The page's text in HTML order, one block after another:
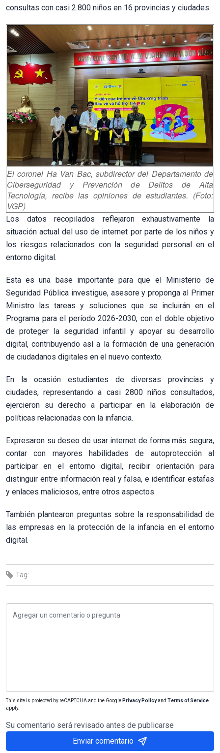
consultas con casi 2.800 niños en 16 provincias y ciudades.
El coronel Ha Van Bac, subdirector del Departamento de
Ciberseguridad y Prevención de Delitos de Alta
Tecnología, recibe las opiniones de estudiantes. (Foto:
VGP)
Los datos recopilados reflejaron exhaustivamente la
situación actual del uso de internet por parte de los niños y
los riesgos relacionados con la seguridad personal en el
entorno digital.
Esta es una base importante para que el Ministerio de
Seguridad Pública investigue, asesore y proponga al Primer
Ministro las tareas y soluciones que se incluirán en el
Programa para el período 2026-2030, con el doble objetivo
de proteger la seguridad infantil y apoyar su desarrollo
digital, contribuyendo así a la formación de una generación
de ciudadanos digitales en el nuevo contexto.
En la ocasión estudiantes de diversas provincias y
ciudades, representando a casi 2800 niños consultados,
ejercieron su derecho a participar en la elaboración de
políticas relacionadas con la infancia.
Expresaron su deseo de usar internet de forma más segura,
contar con mayores habilidades de autoprotección al
participar en el entorno digital, recibir orientación para
distinguir entre información real y falsa, e identificar estafas
y enlaces maliciosos, entre otros aspectos.
También plantearon preguntas sobre la responsabilidad de
las empresas en la protección de la infancia en el entorno
digital.
Tag:
This site is protected by reCAPTCHA and the Google Privacy Policyand Terms of Service
apply.
Su comentario será revisado antes de publicarse
Enviar comentario